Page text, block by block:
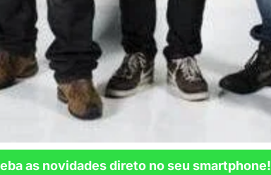
as novidades direto no seu smartphone!